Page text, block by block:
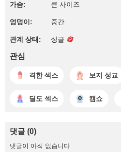
가슴: 큰 사이즈
엉덩이: 중간
관계 상태: 싱글
관심
격한 섹스 보지 성교
딜도 섹스 캠쇼
댓글 (0)
댓글이 아직 없습니다